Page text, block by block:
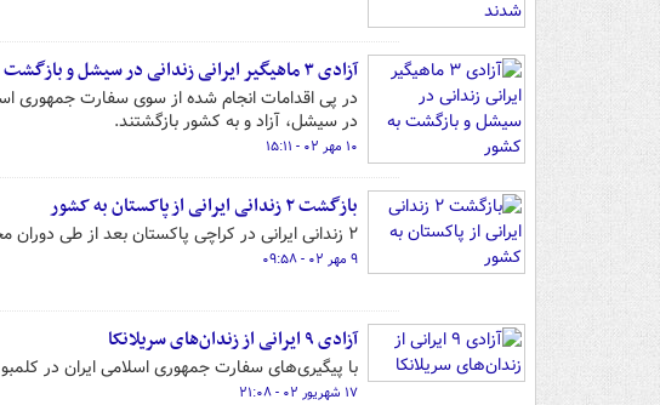
آزادی ۳ ماهیگیر ایرانی زندانی در سیشل و بازگشت به کشور
در سیشل، آزاد و به کشور بازگشتند.
۱۰ مهر ۰۲ - ۱۵:۱۱
بازگشت ۲ زندانی ایرانی از پاکستان به کشور
۲ زندانی ایرانی در کراچی پاکستان بعد از طی دوران محکومیت از زندان آزاد شده و به کشور بازگشتند.
۹ مهر ۰۲ - ۰۹:۵۸
آزادی ۹ ایرانی از زندان‌های سریلانکا
با پیگیری‌های سفارت جمهوری اسلامی ایران در کلمبو ۹ ایرانی از زندان‌های سریلانکا آزاد و به کشور بازگشتند.
۱۷ شهریور ۰۲ - ۲۱:۰۸